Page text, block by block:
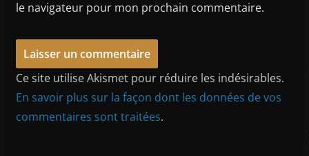
le navigateur pour mon prochain commentaire.
Ce site utilise Akismet pour réduire les indésirables.
En savoir plus sur la façon dont les données de vos
commentaires sont traitées.